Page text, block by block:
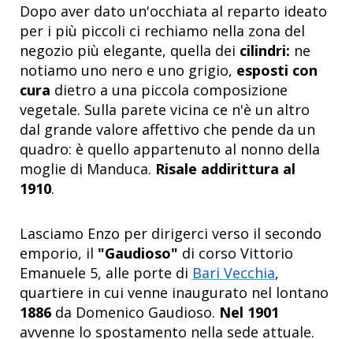
Dopo aver dato un'occhiata al reparto ideato
per i più piccoli ci rechiamo nella zona del
negozio più elegante, quella dei cilindri: ne
notiamo uno nero e uno grigio, esposti con
cura dietro a una piccola composizione
vegetale. Sulla parete vicina ce n'è un altro
dal grande valore affettivo che pende da un
quadro: è quello appartenuto al nonno della
moglie di Manduca. Risale addirittura al
1910.
Lasciamo Enzo per dirigerci verso il secondo
emporio, il "Gaudioso" di corso Vittorio
Emanuele 5, alle porte di Bari Vecchia,
quartiere in cui venne inaugurato nel lontano
1886 da Domenico Gaudioso. Nel 1901
avvenne lo spostamento nella sede attuale.